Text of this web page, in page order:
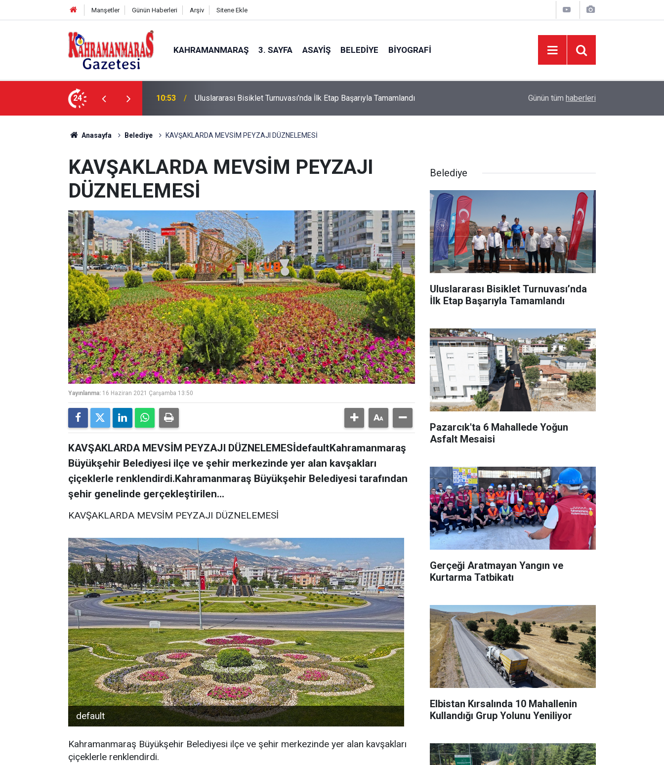
Manşetler Günün Haberleri Arşiv Sitene Ekle
KAHRAMANMARAŞ 3. SAYFA ASAYIŞ BELEDIYE BIYOGRAFI
24
İlk Etap Başarıyla Tamamlandı 10:09 Sonumuz Yakın mı? Sonumuz Yakın mı?
Günün tüm haberleri
Anasayfa Belediye KAVŞAKLARDA MEVSİM PEYZAJI DÜZNELEMESİ
KAVŞAKLARDA MEVSİM PEYZAJI
DÜZNELEMESİ
Yayınlanma: 16 Haziran 2021 Çarşamba 13:50
KAVŞAKLARDA MEVSİM PEYZAJI DÜZNELEMESİdefaultKahramanmaraş
Büyükşehir Belediyesi ilçe ve şehir merkezinde yer alan kavşakları
çiçeklerle renklendirdi.Kahramanmaraş Büyükşehir Belediyesi tarafından
şehir genelinde gerçekleştirilen...
KAVŞAKLARDA MEVSİM PEYZAJI DÜZNELEMESİ
default
Kahramanmaraş Büyükşehir Belediyesi ilçe ve şehir merkezinde yer alan kavşakları
çiçeklerle renklendirdi.
Belediye
Uluslararası Bisiklet Turnuvası’nda
İlk Etap Başarıyla Tamamlandı
Pazarcık'ta 6 Mahallede Yoğun
Asfalt Mesaisi
Gerçeği Aratmayan Yangın ve
Kurtarma Tatbikatı
Elbistan Kırsalında 10 Mahallenin
Kullandığı Grup Yolunu Yeniliyor